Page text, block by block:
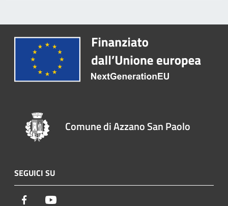
Comune di Azzano San Paolo
SEGUICI SU
Facebook